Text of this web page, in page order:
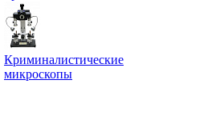
Криминалистические
микроскопы